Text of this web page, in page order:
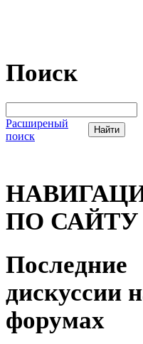
Поиск
Расширеный
поиск
ПО САЙТУ
Последние
дискуссии
форумах